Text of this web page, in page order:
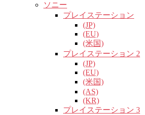
ソニー
プレイステーション
(JP)
(EU)
(米国)
プレイステーション 2
(JP)
(EU)
(米国)
(AS)
(KR)
プレイステーション 3